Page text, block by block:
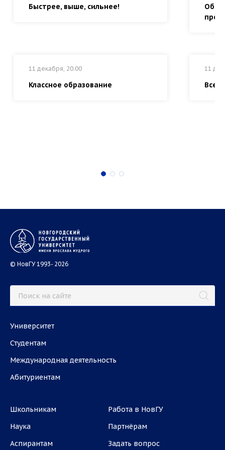
Быстрее, выше, сильнее!
11 декабря, 20:00
Классное образование
11
Все
© НовГУ 1993- 2026
Университет
Студентам
Международная деятельность
Абитуриентам
Школьникам
Наука
Аспирантам
Работа в НовГУ
Партнёрам
Задать вопрос